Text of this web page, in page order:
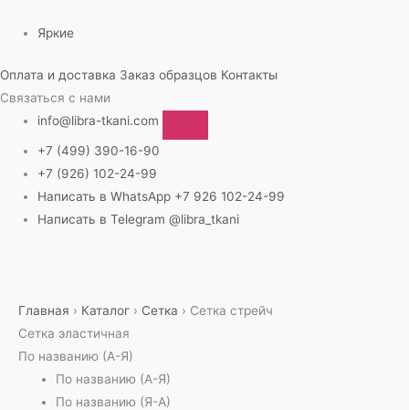
Яркие
Оплата и доставка Заказ образцов Контакты
Связаться с нами
info@libra-tkani.com
+7 (499) 390-16-90
+7 (926) 102-24-99
Написать в WhatsApp +7 926 102-24-99
Написать в Telegram @libra_tkani
содержимому
Главная › Каталог › Сетка › Сетка стрейч
Сетка эластичная
По названию (А-Я)
По названию (А-Я)
По названию (Я-А)